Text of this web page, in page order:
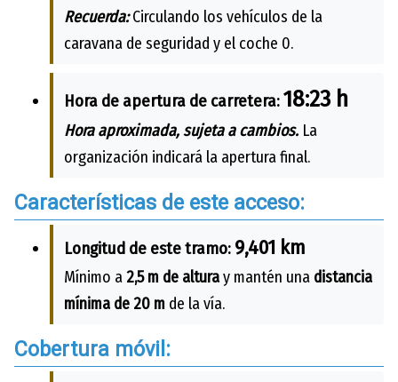
Recuerda:Circulando los vehículos de la
caravana de seguridad y el coche 0.
Hora de apertura de carretera:18:23 h
Hora aproximada, sujeta a cambios. La
organización indicará la apertura final.
Características de este acceso:
Longitud de este tramo: 9,401 km
Mínimo a2,5 m de alturay mantén una distancia
mínima de 20 m de la vía.
Cobertura móvil: